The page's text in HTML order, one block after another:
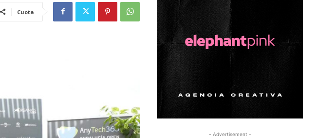
Cuota
- Advertisement -